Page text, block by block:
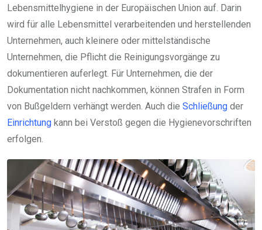
Lebensmittelhygiene in der Europäischen Union auf. Darin
wird für alle Lebensmittel verarbeitenden und herstellenden
Unternehmen, auch kleinere oder mittelständische
Unternehmen, die Pflicht die Reinigungsvorgänge zu
dokumentieren auferlegt. Für Unternehmen, die der
Dokumentation nicht nachkommen, können Strafen in Form
von Bußgeldern verhängt werden. Auch die Schließung der
Einrichtung kann bei Verstoß gegen die Hygienevorschriften
erfolgen.